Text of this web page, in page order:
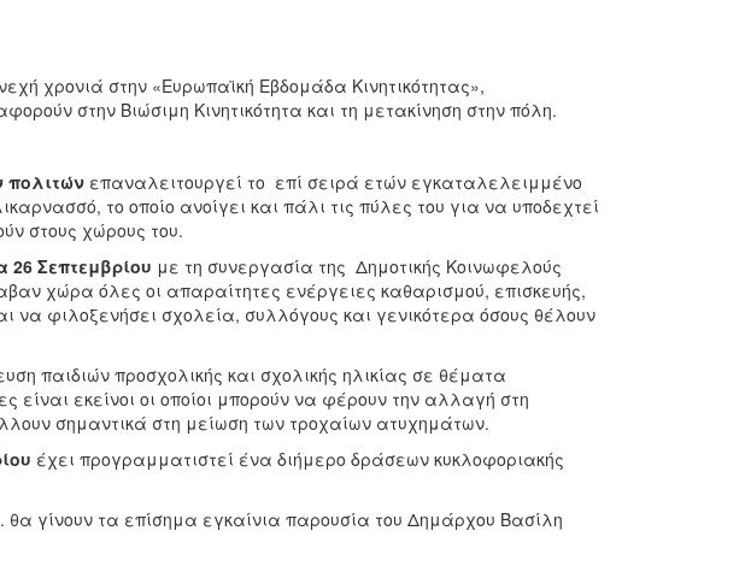
χρονιά στην «Ευρωπαϊκή Εβδομάδα Κινητικότητας»,
στην Βιώσιμη Κινητικότητα και τη μετακίνηση στην πόλη.
πολιτώνεπαναλειτουργεί το επί σειρά ετών εγκαταλελειμμένο
το οποίο ανοίγει και πάλι τις πύλες του για να υποδεχτεί
στους χώρους του.
26 Σεπτεμβρίου με τη συνεργασία της Δημοτικής Κοινωφελούς
χώρα όλες οι απαραίτητες ενέργειες καθαρισμού, επισκευής,
να φιλοξενήσει σχολεία, συλλόγους και γενικότερα όσους θέλουν
παιδιών προσχολικής και σχολικής ηλικίας σε θέματα
είναι εκείνοι οι οποίοι μπορούν να φέρουν την αλλαγή στη
σημαντικά στη μείωση των τροχαίων ατυχημάτων.
έχει προγραμματιστεί ένα διήμερο δράσεων κυκλοφοριακής
γίνουν τα επίσημα εγκαίνια παρουσία του Δημάρχου Βασίλη